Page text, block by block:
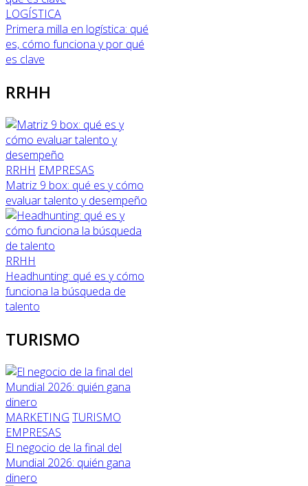
LOGÍSTICA
Primera milla en logística: qué
es, cómo funciona y por qué
es clave
RRHH
RRHH EMPRESAS
Matriz 9 box: qué es y cómo
evaluar talento y desempeño
RRHH
Headhunting: qué es y cómo
funciona la búsqueda de
talento
TURISMO
MARKETING TURISMO
EMPRESAS
El negocio de la final del
Mundial 2026: quién gana
dinero